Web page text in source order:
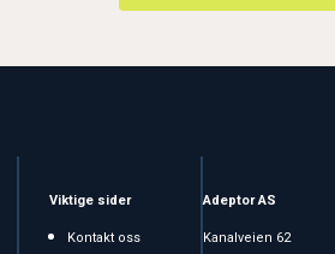
Viktige sider
Kontakt oss
Adeptor AS
Kanalveien 62